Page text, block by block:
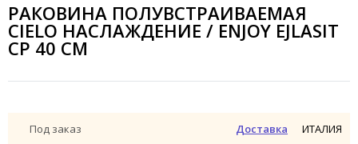
РАКОВИНА ПОЛУВСТРАИВАЕМАЯ
CIELO НАСЛАЖДЕНИЕ / ENJOY EJLASIT
CP 40 СМ
Под заказ
Доставка
ИТАЛИЯ